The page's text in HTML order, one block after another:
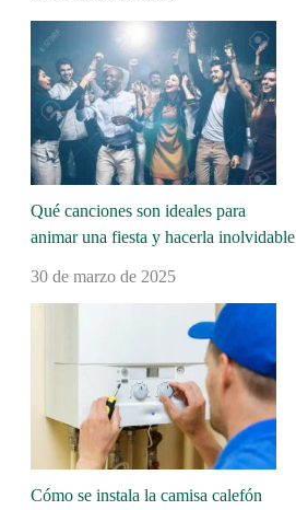
Qué canciones son ideales para
animar una fiesta y hacerla inolvidable
30 de marzo de 2025
Cómo se instala la camisa calefón